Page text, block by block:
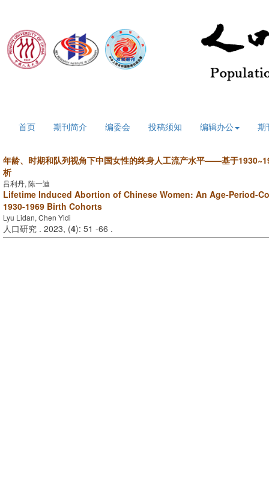
首页 期刊简介 编委会 投稿须知 编辑办公 期
年龄、时期和队列视角下中国女性的终身人工流产水平——基于
析
吕利丹, 陈一迪
Lifetime Induced Abortion of Chinese Women: An Age-Period-
1930-1969 Birth Cohorts
Lyu Lidan, Chen Yidi
人口研究 . 2023, (4): 51 -66 .